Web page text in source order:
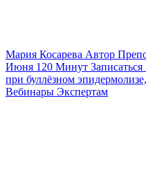
Мария Косарева Автор
Июня 120 Минут Записаться
при буллёзном
Вебинары Экспертам